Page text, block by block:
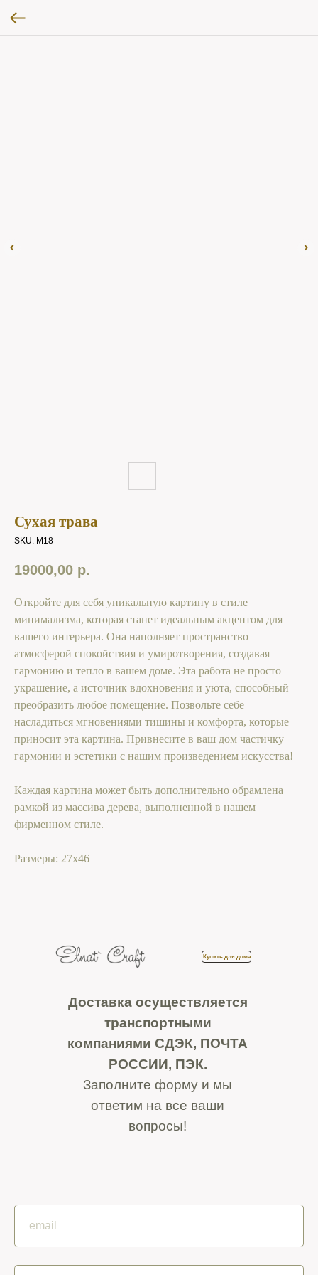
Сухая трава
SKU: M18
19000,00 р.
Откройте для себя уникальную картину в стиле
минимализма, которая станет идеальным акцентом для
вашего интерьера. Она наполняет пространство
атмосферой спокойствия и умиротворения, создавая
гармонию и тепло в вашем доме. Эта работа не просто
украшение, а источник вдохновения и уюта, способный
преобразить любое помещение. Позвольте себе
насладиться мгновениями тишины и комфорта, которые
приносит эта картина. Привнесите в ваш дом частичку
гармонии и эстетики с нашим произведением искусства!
Каждая картина может быть дополнительно обрамлена
рамкой из массива дерева, выполненной в нашем
фирменном стиле.
Размеры: 27х46
Доставка осуществляется
транспортными
компаниями СДЭК, ПОЧТА
РОССИИ, ПЭК.
Заполните форму и мы
ответим на все ваши
вопросы!
Купить для дома